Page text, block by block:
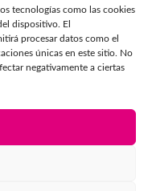
tecnologías como las cookies
dispositivo. El
procesar datos como el
únicas en este sitio. No
negativamente a ciertas